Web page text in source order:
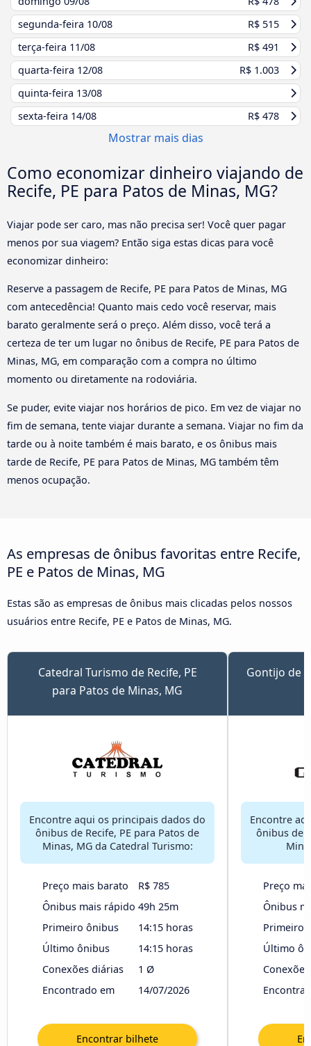
segunda-feira 10/08
R$ 515
terça-feira 11/08
R$ 491
quarta-feira 12/08
R$ 1.003
quinta-feira 13/08
sexta-feira 14/08 R$ 478
Mostrar mais dias
Como economizar dinheiro viajando de
Recife, PE para Patos de Minas, MG?
Viajar pode ser caro, mas não precisa ser! Você quer pagar
menos por sua viagem? Então siga estas dicas para você
economizar dinheiro:
Reserve a passagem de Recife, PE para Patos de Minas, MG
com antecedência! Quanto mais cedo você reservar, mais
barato geralmente será o preço. Além disso, você terá a
certeza de ter um lugar no ônibus de Recife, PE para Patos de
Minas, MG, em comparação com a compra no último
momento ou diretamente na rodoviária.
Se puder, evite viajar nos horários de pico. Em vez de viajar no
fim de semana, tente viajar durante a semana. Viajar no fim da
tarde ou à noite também é mais barato, e os ônibus mais
tarde de Recife, PE para Patos de Minas, MG também têm
menos ocupação.
As empresas de ônibus favoritas entre Recife,
PE e Patos de Minas, MG
Estas são as empresas de ônibus mais clicadas pelos nossos
usuários entre Recife, PE e Patos de Minas, MG.
Catedral Turismo de Recife, PE
para Patos de Minas, MG
Encontre aqui os principais dados do
ônibus de Recife, PE para Patos de
Minas, MG da Catedral Turismo:
Preço mais barato
R$ 785
Ônibus mais rápido 49h 25m
Primeiro ônibus
14:15 horas
Último ônibus
14:15 horas
Conexões diárias
1 Ø
Encontrado em
14/07/2026
Gontijo de
Encontre
ônibus de
Preço
Ônibus
Primeiro
Último